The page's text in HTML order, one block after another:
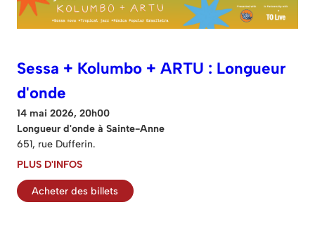
Sessa + Kolumbo + ARTU : Longueur
d'onde
14 mai 2026, 20h00
Longueur d'onde à Sainte-Anne
651, rue Dufferin.
PLUS D'INFOS
Acheter des billets